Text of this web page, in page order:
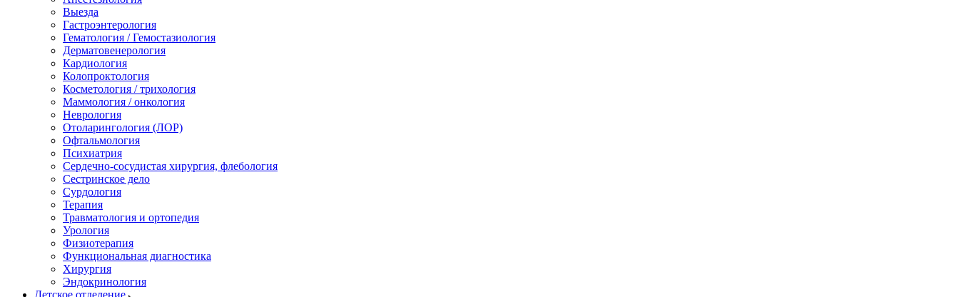
Выезда
Гастроэнтерология
Гематология / Гемостазиология
Дерматовенерология
Кардиология
Колопроктология
Косметология / трихология
Маммология / онкология
Неврология
Отоларингология (ЛОР)
Офтальмология
Психиатрия
Сердечно-сосудистая хирургия, флебология
Сестринское дело
Сурдология
Терапия
Травматология и ортопедия
Урология
Физиотерапия
Функциональная диагностика
Хирургия
Эндокринология
Детское отделение